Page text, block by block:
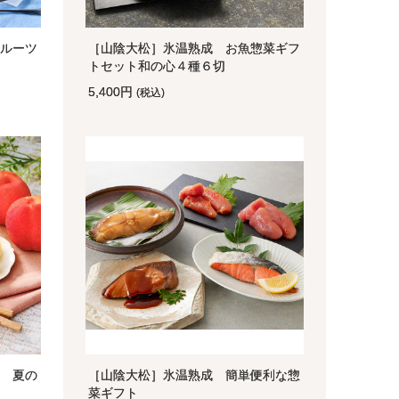
ーツ
夏の
［山陰大松］氷温熟成 お魚惣菜ギフ
トセット和の心４種６切
5,400円 (税込)
［山陰大松］氷温熟成 簡単便利な惣
菜ギフト